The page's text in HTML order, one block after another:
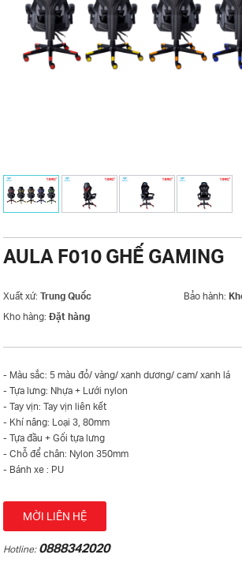
AULA F010 GHẾ GAMING
Xuất xứ:Trung Quốc Bảo hành:
Kho hàng:Đặt hàng
- Màu sắc: 5 màu đỏ/ vàng/ xanh dương/ cam/ xanh lá
- Tựa lưng: Nhựa + Lưới nylon
- Tay vịn: Tay vịn liên kết
- Khí nâng: Loại 3, 80mm
- Tựa đầu + Gối tựa lưng
- Chỗ để chân: Nylon 350mm
- Bánh xe : PU
MỜI LIÊN HỆ
Hotline: 0888342020